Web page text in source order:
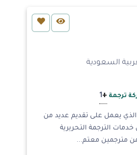
ترجمة +
1
يعمل على تقديم عديد من
الترجمة التحريرية
مترجمين معتم...